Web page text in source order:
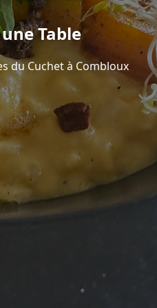
Table
du Cuchet à Combloux